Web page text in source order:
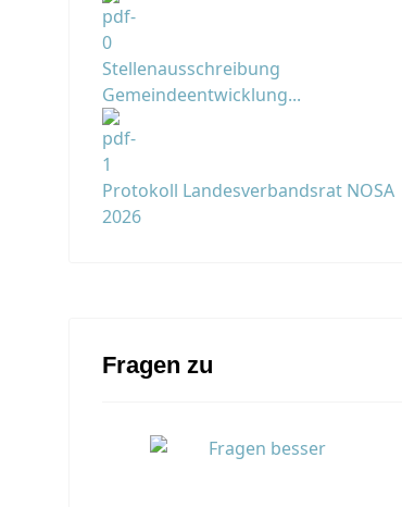
Stellenausschreibung
Gemeindeentwicklung...
Protokoll Landesverbandsrat NOSA
2026
Fragen zu